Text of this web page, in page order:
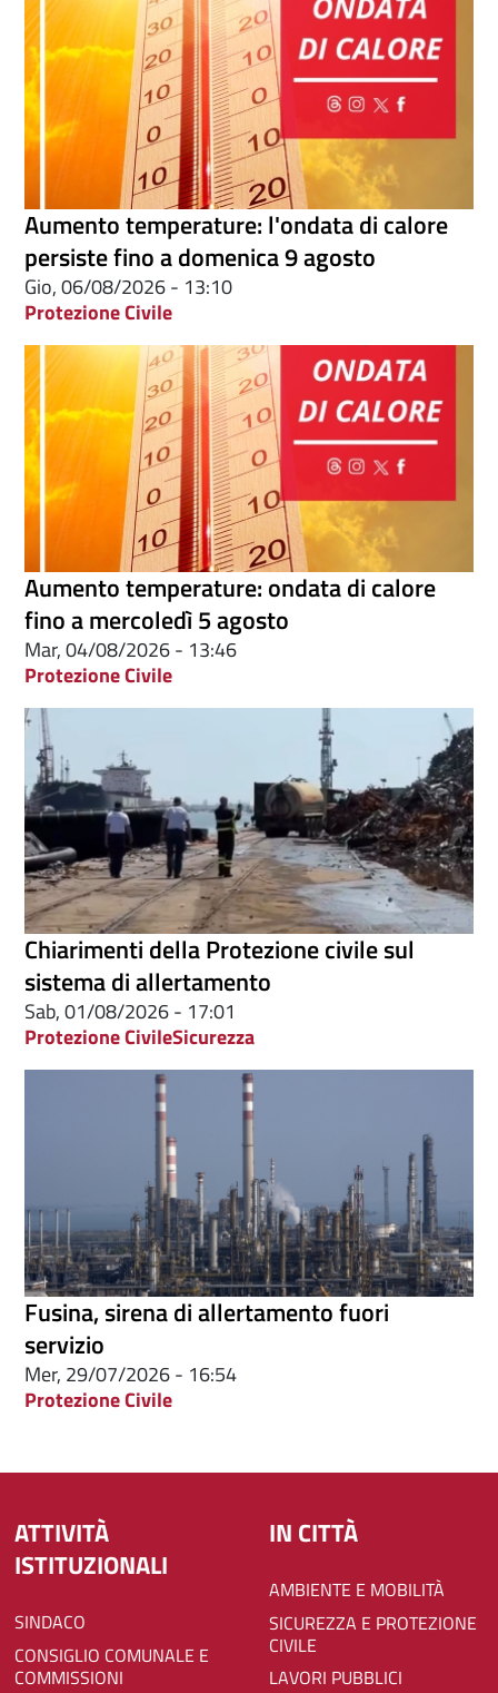
Aumento temperature: l'ondata di calore
persiste fino a domenica 9 agosto
Gio, 06/08/2026 - 13:10
Protezione Civile
Aumento temperature: ondata di calore
fino a mercoledì 5 agosto
Mar, 04/08/2026 - 13:46
Protezione Civile
Chiarimenti della Protezione civile sul
sistema di allertamento
Sab, 01/08/2026 - 17:01
Protezione CivileSicurezza
Fusina, sirena di allertamento fuori
servizio
Mer, 29/07/2026 - 16:54
Protezione Civile
ATTIVITÀ
ISTITUZIONALI
SINDACO
CONSIGLIO COMUNALE E
COMMISSIONI
IN CITTÀ
AMBIENTE E MOBILITÀ
SICUREZZA E PROTEZIONE
CIVILE
LAVORI PUBBLICI